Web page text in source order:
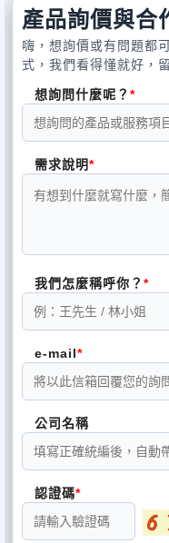
動感度：360Ω± 啟動時間
電壓：A.C. 6V 重量：
產地：台灣台中 ＊以上數
產品詢價與合
嗨，想詢價或有問題都
式，我們看得懂就好，
想詢問什麼呢？
需求說明
我們怎麼稱呼你？
e-mail
公司名稱
認證碼